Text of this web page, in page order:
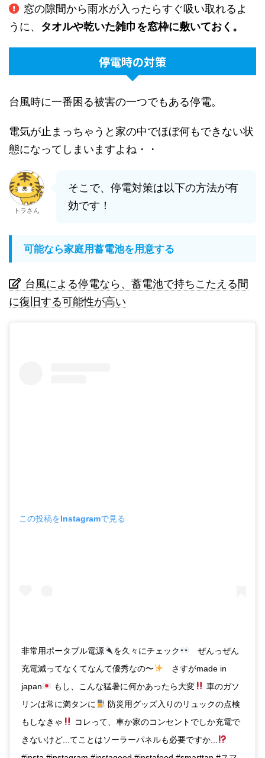
窓の隙間から雨水が入ったらすぐ吸い取れるよ
うに、 タオルや乾いた雑巾を窓枠に敷いておく。
停電時の対策
台風時に一番困る被害の一つでもある停電。
電気が止まっちゃうと家の中でほぼ何もできない状
態になってしまいますよね・・
トラさん
そこで、停電対策は以下の方法が有
効です！
可能なら家庭用蓄電池を用意する
台風による停電なら、蓄電池で持ちこたえる間
に復旧する可能性が高い
この投稿をInstagramで見る
非常用ポータブル電源 を久々にチェック
ぜんっぜん
充電減ってなくてなんて優秀なの〜
さすがmade in
japan
もし、こんな猛暑に何かあったら大変
車のガソ
リンは常に満タンに
防災用グッズ入りのリュックの点検
もしなきゃ
コレって、車か家のコンセントでしか充電で
きないけど...てことはソーラーパネルも必要ですか...